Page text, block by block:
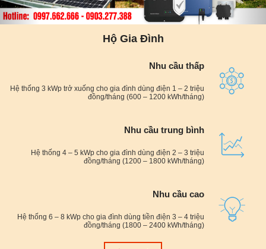
Hộ Gia Đình
Nhu cầu thấp
Hệ thống 3 kWp trở xuống cho gia đình dùng điện 1 – 2 triệu
đồng/tháng (600 – 1200 kWh/tháng)
Nhu cầu trung bình
Hệ thống 4 – 5 kWp cho gia đình dùng điện 2 – 3 triệu
đồng/tháng (1200 – 1800 kWh/tháng)
Nhu cầu cao
Hệ thống 6 – 8 kWp cho gia đình dùng tiền điện 3 – 4 triệu
đồng/tháng (1800 – 2400 kWh/tháng)